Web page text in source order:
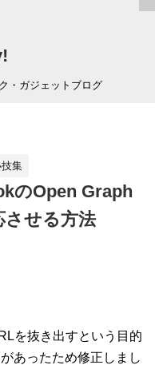
・ガジェットブログ
集
のOpen Graph
せる方法
を抜き出すという目的
あったため修正しまし